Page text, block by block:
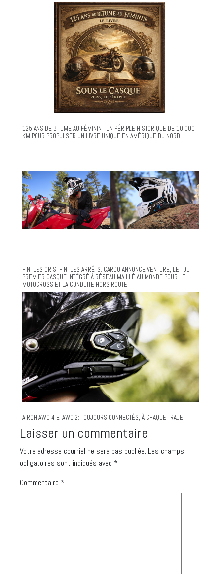
125 ANS DE BITUME AU FÉMININ : UN PÉRIPLE HISTORIQUE DE 10 000
KM POUR PROPULSER UN LIVRE UNIQUE EN AMÉRIQUE DU NORD
FINI LES CRIS. FINI LES ARRÊTS. CARDO ANNONCE VENTURE, LE TOUT
PREMIER CASQUE INTÉGRÉ À RÉSEAU MAILLÉ AU MONDE POUR LE
MOTOCROSS ET LA CONDUITE HORS ROUTE
AIROH AWC 4 ETAWC 2: TOUJOURS CONNECTÉS, À CHAQUE TRAJET
Laisser un commentaire
Votre adresse courriel ne sera pas publiée. Les champs
obligatoires sont indiqués avec *
Commentaire *